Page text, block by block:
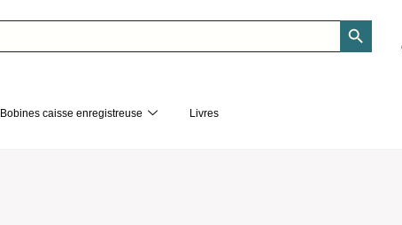
SEARCH BUTTON
Bobines caisse enregistreuse Livres